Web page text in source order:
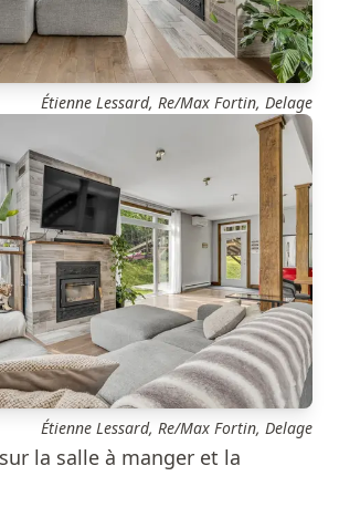
Étienne Lessard, Re/Max Fortin, Delage
Étienne Lessard, Re/Max Fortin, Delage
la salle à manger et la